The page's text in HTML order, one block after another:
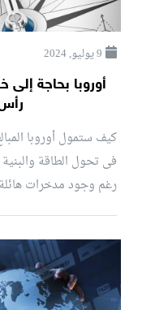
9 يوليو, 2024
أوروبا بحاجة إلى
كيف ستمول أوروبا
فى تحول الطاقة
رغم وجود مدخرات